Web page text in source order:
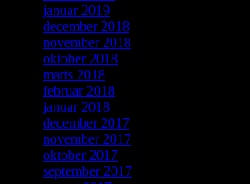
januar 2019
december 2018
november 2018
oktober 2018
marts 2018
februar 2018
januar 2018
december 2017
november 2017
oktober 2017
september 2017